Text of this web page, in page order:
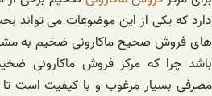
دارد که یکی از این موضوعات می تواند
های فروش صحیح ماکارونی ضخیم به
باشد چرا که مرکز فروش ماکارونی
مصرفی بسیار مرغوب و با کیفیت است